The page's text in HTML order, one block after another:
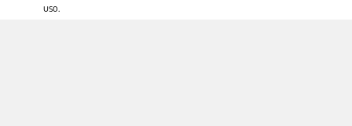
Condiciones de uso
uso.